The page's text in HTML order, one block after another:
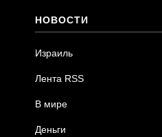
НОВОСТИ
Израиль
Лента RSS
В мире
Деньги